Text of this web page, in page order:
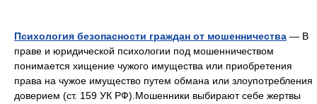
Психология безопасности граждан от мошенничества — В
праве и юридической психологии под мошенничеством
понимается хищение чужого имущества или приобретения
права на чужое имущество путем обмана или злоупотребления
доверием (ст. 159 УК РФ).Мошенники выбирают себе жертвы